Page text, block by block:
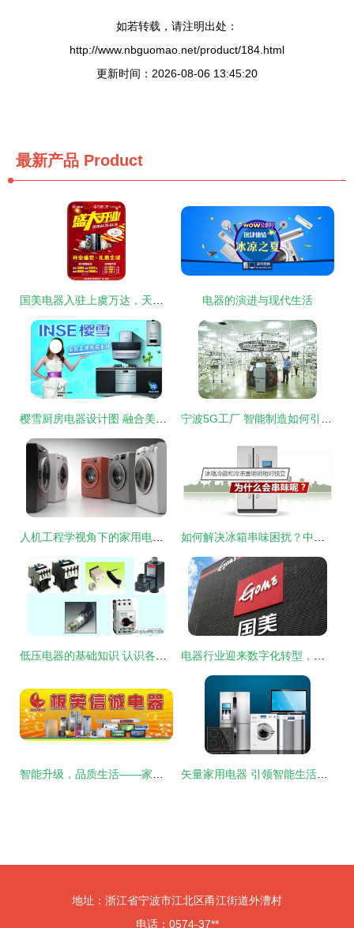
如若转载，请注明出处：
http://www.nbguomao.net/product/184.html
更新时间：2026-08-06 13:45:20
最新产品 Product
电器的演进与现代生活
地址：浙江省宁波市江北区甬江街道外漕村
电话：0574-37**